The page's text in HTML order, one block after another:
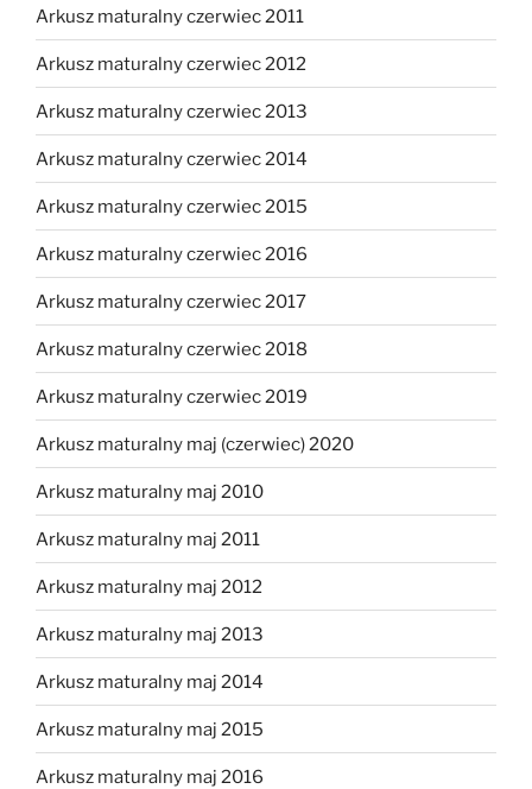
Arkusz maturalny czerwiec 2011
Arkusz maturalny czerwiec 2012
Arkusz maturalny czerwiec 2013
Arkusz maturalny czerwiec 2014
Arkusz maturalny czerwiec 2015
Arkusz maturalny czerwiec 2016
Arkusz maturalny czerwiec 2017
Arkusz maturalny czerwiec 2018
Arkusz maturalny czerwiec 2019
Arkusz maturalny maj (czerwiec) 2020
Arkusz maturalny maj 2010
Arkusz maturalny maj 2011
Arkusz maturalny maj 2012
Arkusz maturalny maj 2013
Arkusz maturalny maj 2014
Arkusz maturalny maj 2015
Arkusz maturalny maj 2016